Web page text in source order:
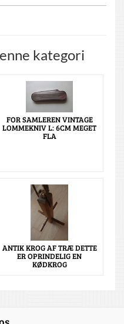
kategori
FOR SAMLEREN VINTAGE
LOMMEKNIV L: 6CM MEGET
FLA
ANTIK KROG AF TRÆ DETTE
ER OPRINDELIG EN
KØDKROG